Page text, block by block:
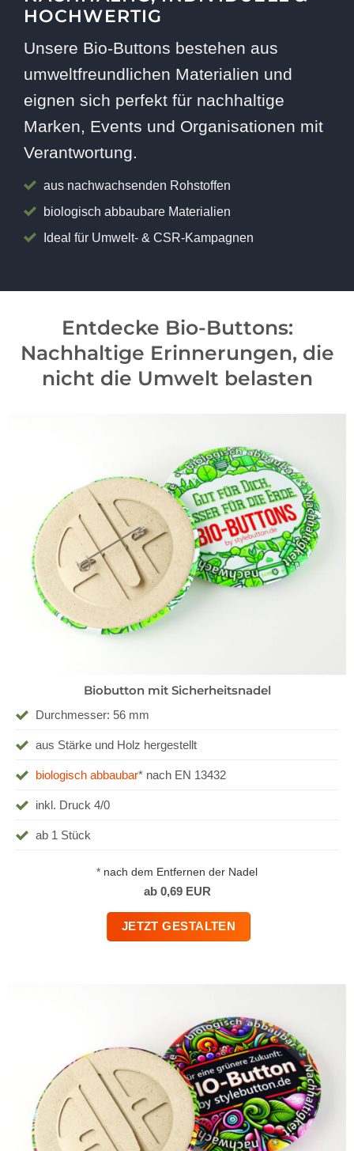
HOCHWERTIG
Unsere Bio-Buttons bestehen aus
umweltfreundlichen Materialien und
eignen sich perfekt für nachhaltige
Marken, Events und Organisationen mit
Verantwortung.
aus nachwachsenden Rohstoffen
biologisch abbaubare Materialien
Ideal für Umwelt- & CSR-Kampagnen
Entdecke Bio-Buttons:
Nachhaltige Erinnerungen, die
nicht die Umwelt belasten
Biobutton mit Sicherheitsnadel
Durchmesser: 56 mm
aus Stärke und Holz hergestellt
biologisch abbaubar* nach EN 13432
inkl. Druck 4/0
ab 1 Stück
* nach dem Entfernen der Nadel
ab 0,69 EUR
JETZT GESTALTEN